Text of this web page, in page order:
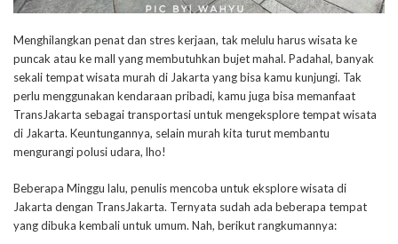
Menghilangkan penat dan stres kerjaan, tak melulu harus wisata ke
puncak atau ke mall yang membutuhkan bujet mahal. Padahal, banyak
sekali tempat wisata murah di Jakarta yang bisa kamu kunjungi. Tak
perlu menggunakan kendaraan pribadi, kamu juga bisa memanfaat
TransJakarta sebagai transportasi untuk mengeksplore tempat wisata
di Jakarta. Keuntungannya, selain murah kita turut membantu
mengurangi polusi udara, lho!
Beberapa Minggu lalu, penulis mencoba untuk eksplore wisata di
Jakarta dengan TransJakarta. Ternyata sudah ada beberapa tempat
yang dibuka kembali untuk umum. Nah, berikut rangkumannya: